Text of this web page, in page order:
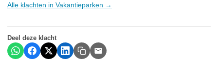
Alle klachten in Vakantieparken →
Deel deze klacht